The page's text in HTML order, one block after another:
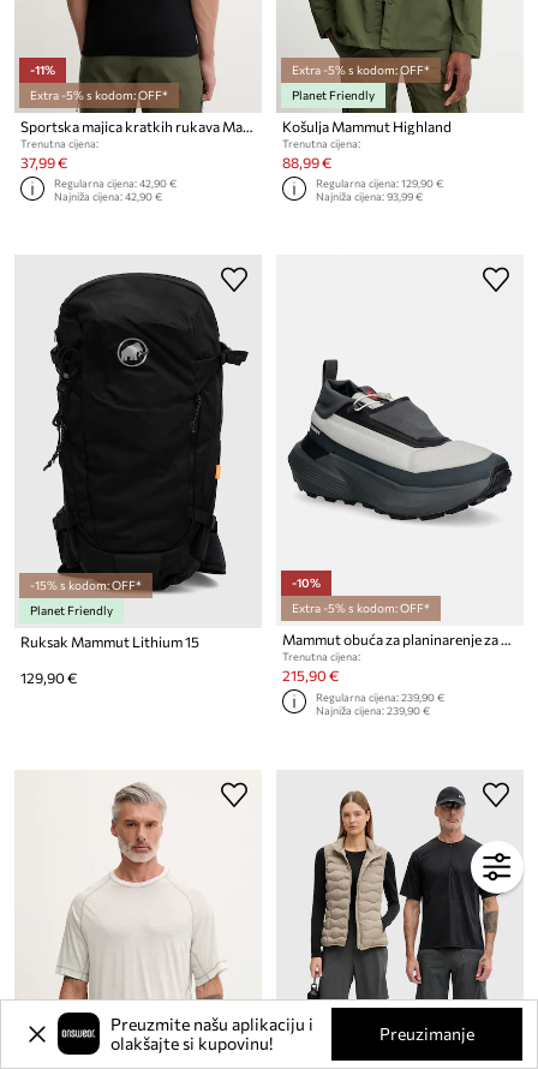
-11%
Extra -5% s kodom: OFF*
Sportska majica kratkih rukava Mammut
Trenutna cijena:
37,99 €
Regularna cijena:42,90 €
Najniža cijena:42,90 €
Extra -5% s kodom: OFF*
Planet Friendly
Košulja Mammut Highland
Trenutna cijena:
88,99 €
Regularna cijena:129,90 €
Najniža cijena:93,99 €
-15% s kodom: OFF*
Planet Friendly
Ruksak Mammut Lithium 15
129,90 €
-10%
Extra -5% s kodom: OFF*
Mammut obuća za planinarenje za muškarce Hiking Patrol x Mammut Aenergy Ultra Low
Trenutna cijena:
215,90 €
Regularna cijena:239,90 €
Najniža cijena:239,90 €
Preuzmite našu aplikaciju i
olakšajte si kupovinu!
Preuzimanje